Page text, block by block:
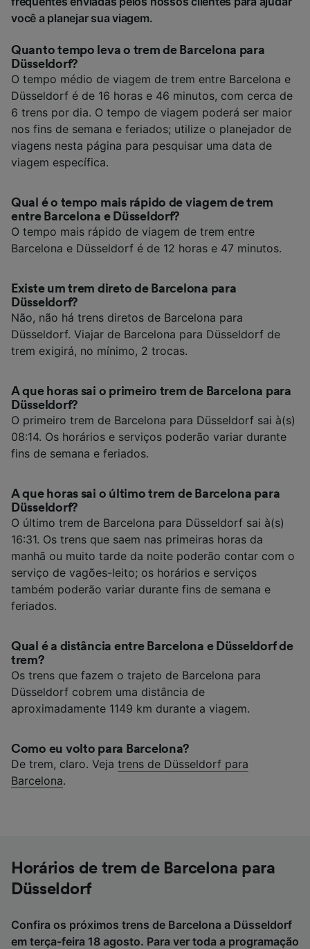
você a planejar sua viagem.
Quanto tempo leva o trem de Barcelona para
Düsseldorf?
O tempo médio de viagem de trem entre Barcelona e
Düsseldorf é de 16 horas e 46 minutos, com cerca de
6 trens por dia. O tempo de viagem poderá ser maior
nos fins de semana e feriados; utilize o planejador de
viagens nesta página para pesquisar uma data de
viagem específica.
Qual é o tempo mais rápido de viagem de trem
entre Barcelona e Düsseldorf?
O tempo mais rápido de viagem de trem entre
Barcelona e Düsseldorf é de 12 horas e 47 minutos.
Existe um trem direto de Barcelona para
Düsseldorf?
Não, não há trens diretos de Barcelona para
Düsseldorf. Viajar de Barcelona para Düsseldorf de
trem exigirá, no mínimo, 2 trocas.
A que horas sai o primeiro trem de Barcelona para
Düsseldorf?
O primeiro trem de Barcelona para Düsseldorf sai à(s)
08:14. Os horários e serviços poderão variar durante
fins de semana e feriados.
A que horas sai o último trem de Barcelona para
Düsseldorf?
O último trem de Barcelona para Düsseldorf sai à(s)
16:31. Os trens que saem nas primeiras horas da
manhã ou muito tarde da noite poderão contar com o
serviço de vagões-leito; os horários e serviços
também poderão variar durante fins de semana e
feriados.
Qual é a distância entre Barcelona e Düsseldorf de
trem?
Os trens que fazem o trajeto de Barcelona para
Düsseldorf cobrem uma distância de
aproximadamente 1149 km durante a viagem.
Como eu volto para Barcelona?
De trem, claro. Veja trens de Düsseldorf para
Barcelona.
Horários de trem de Barcelona para
Düsseldorf
Confira os próximos trens de Barcelona a Düsseldorf
em terça-feira 18 agosto. Para ver toda a programação